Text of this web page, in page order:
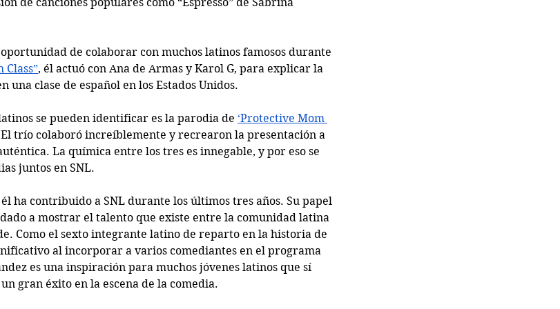
de colaborar con muchos latinos famosos durante
Class”, él actuó con Ana de Armas y Karol G, para explicar la
una clase de español en los Estados Unidos.
se pueden identificar es la parodia de ‘Protective Mom
El trío colaboró increíblemente y recrearon la presentación a
La química entre los tres es innegable, y por eso se
juntos en SNL.
ha contribuido a SNL durante los últimos tres años. Su papel
a mostrar el talento que existe entre la comunidad latina
Como el sexto integrante latino de reparto en la historia de
al incorporar a varios comediantes en el programa
es una inspiración para muchos jóvenes latinos que sí
gran éxito en la escena de la comedia.